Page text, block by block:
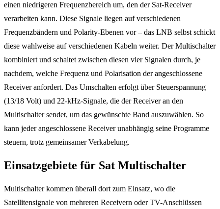
einen niedrigeren Frequenzbereich um, den der Sat-Receiver
verarbeiten kann. Diese Signale liegen auf verschiedenen
Frequenzbändern und Polarity-Ebenen vor – das LNB selbst schickt
diese wahlweise auf verschiedenen Kabeln weiter. Der Multischalter
kombiniert und schaltet zwischen diesen vier Signalen durch, je
nachdem, welche Frequenz und Polarisation der angeschlossene
Receiver anfordert. Das Umschalten erfolgt über Steuerspannung
(13/18 Volt) und 22-kHz-Signale, die der Receiver an den
Multischalter sendet, um das gewünschte Band auszuwählen. So
kann jeder angeschlossene Receiver unabhängig seine Programme
steuern, trotz gemeinsamer Verkabelung.
Einsatzgebiete für Sat Multischalter
Multischalter kommen überall dort zum Einsatz, wo die
Satellitensignale von mehreren Receivern oder TV-Anschlüssen